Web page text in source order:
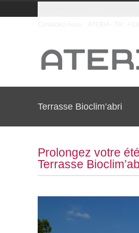
Terrasse Bioclim’abri
Prolongez votre
Terrasse